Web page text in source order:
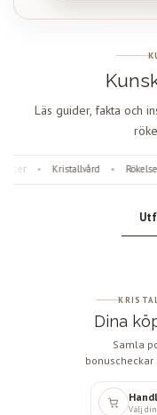
Läs guider, fakta och
• Kristallvård Rökelse •
Dina
Samla
bonuscheckar
Välj